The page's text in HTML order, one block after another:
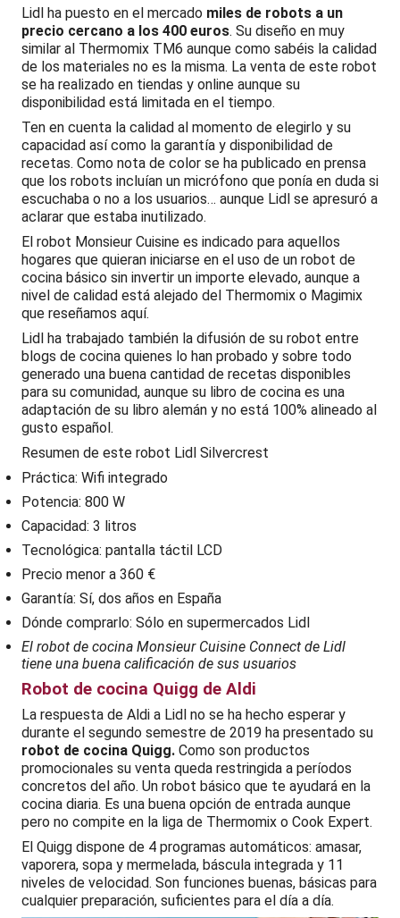
Lidl ha puesto en el mercado miles de robots a un
precio cercano a los 400 euros. Su diseño en muy
similar al Thermomix TM6 aunque como sabéis la calidad
de los materiales no es la misma. La venta de este robot
se ha realizado en tiendas y online aunque su
disponibilidad está limitada en el tiempo.
Ten en cuenta la calidad al momento de elegirlo y su
capacidad así como la garantía y disponibilidad de
recetas. Como nota de color se ha publicado en prensa
que los robots incluían un micrófono que ponía en duda si
escuchaba o no a los usuarios… aunque Lidl se apresuró a
aclarar que estaba inutilizado.
El robot Monsieur Cuisine es indicado para aquellos
hogares que quieran iniciarse en el uso de un robot de
cocina básico sin invertir un importe elevado, aunque a
nivel de calidad está alejado del Thermomix o Magimix
que reseñamos aquí.
Lidl ha trabajado también la difusión de su robot entre
blogs de cocina quienes lo han probado y sobre todo
generado una buena cantidad de recetas disponibles
para su comunidad, aunque su libro de cocina es una
adaptación de su libro alemán y no está 100% alineado al
gusto español.
Resumen de este robot Lidl Silvercrest
Práctica: Wifi integrado
Potencia: 800 W
Capacidad: 3 litros
Tecnológica: pantalla táctil LCD
Precio menor a 360 €
Garantía: Sí, dos años en España
Dónde comprarlo: Sólo en supermercados Lidl
El robot de cocina Monsieur Cuisine Connect de Lidl
tiene una buena calificación de sus usuarios
Robot de cocina Quigg de Aldi
La respuesta de Aldi a Lidl no se ha hecho esperar y
durante el segundo semestre de 2019 ha presentado su
robot de cocina Quigg. Como son productos
promocionales su venta queda restringida a períodos
concretos del año. Un robot básico que te ayudará en la
cocina diaria. Es una buena opción de entrada aunque
pero no compite en la liga de Thermomix o Cook Expert.
El Quigg dispone de 4 programas automáticos: amasar,
vaporera, sopa y mermelada, báscula integrada y 11
niveles de velocidad. Son funciones buenas, básicas para
cualquier preparación, suficientes para el día a día.